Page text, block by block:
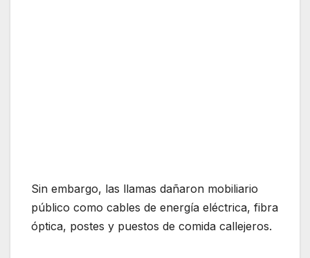
Sin embargo, las llamas dañaron mobiliario
público como cables de energía eléctrica, fibra
óptica, postes y puestos de comida callejeros.